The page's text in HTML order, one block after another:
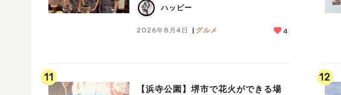
ハッピー
2026年8月4日 グルメ 4
11
【浜寺公園】堺市で花火ができる場
12